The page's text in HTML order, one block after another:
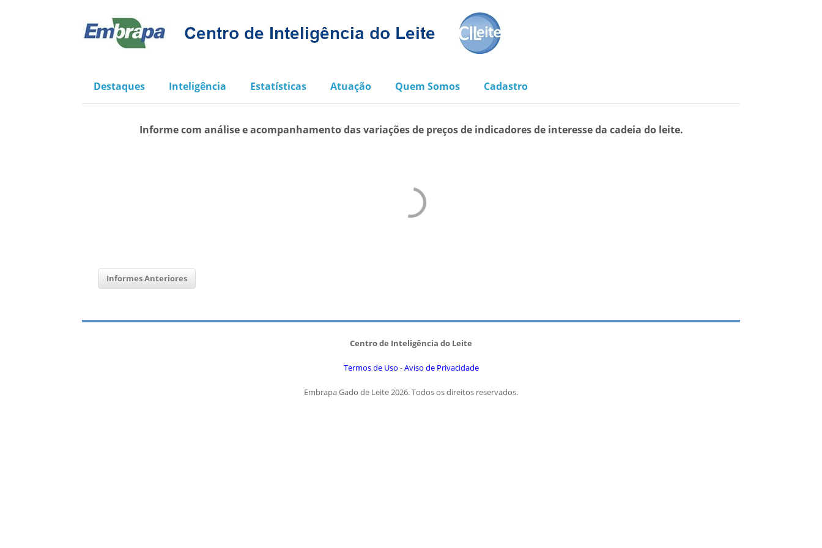
Destaques Inteligência Estatísticas Atuação Quem Somos Cadastro
Informe com análise e acompanhamento das variações de preços de indicadores de interesse da cadeia do leite.
Informes Anteriores
Centro de Inteligência do Leite
Termos de Uso -Aviso de Privacidade
Embrapa Gado de Leite 2026. Todos os direitos reservados.